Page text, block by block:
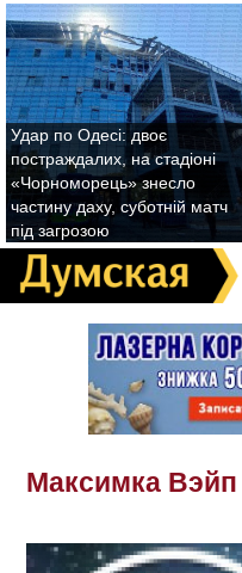
Удар по Одесі: двоє
постраждалих, на стадіоні
«Чорноморець» знесло
частину даху, суботній матч
під загрозою
Максимка Вэйп